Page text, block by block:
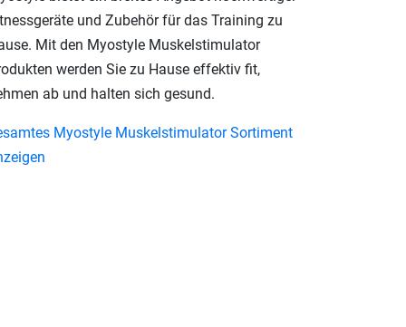
und Zubehör für das Training zu
Mit den Myostyle Muskelstimulator
werden Sie zu Hause effektiv fit,
ab und halten sich gesund.
Myostyle Muskelstimulator Sortiment